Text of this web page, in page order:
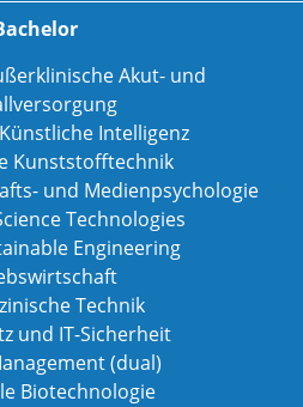
Akut- und
Intelligenz
Kunststofftechnik
und Medienpsychologie
Technologies
Engineering
Technik
und IT-Sicherheit
(dual)
Biotechnologie